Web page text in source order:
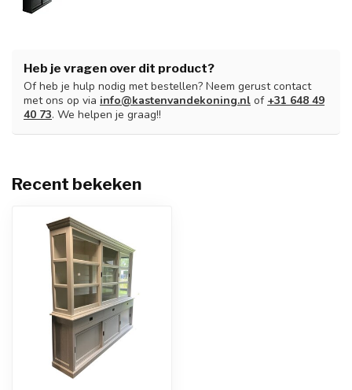
Heb je vragen over dit product?
Of heb je hulp nodig met bestellen? Neem gerust contact
met ons op via info@kastenvandekoning.nl of +31 648 49
40 73. We helpen je graag!!
Recent bekeken